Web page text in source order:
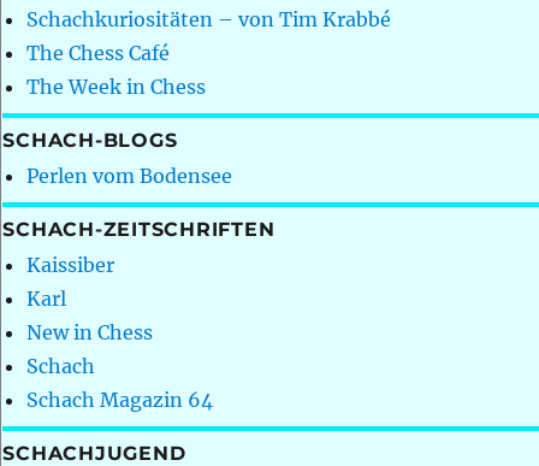
Schachkuriositäten – von Tim Krabbé
The Chess Café
The Week in Chess
SCHACH-BLOGS
Perlen vom Bodensee
SCHACH-ZEITSCHRIFTEN
Kaissiber
Karl
New in Chess
Schach
Schach Magazin 64
SCHACHJUGEND